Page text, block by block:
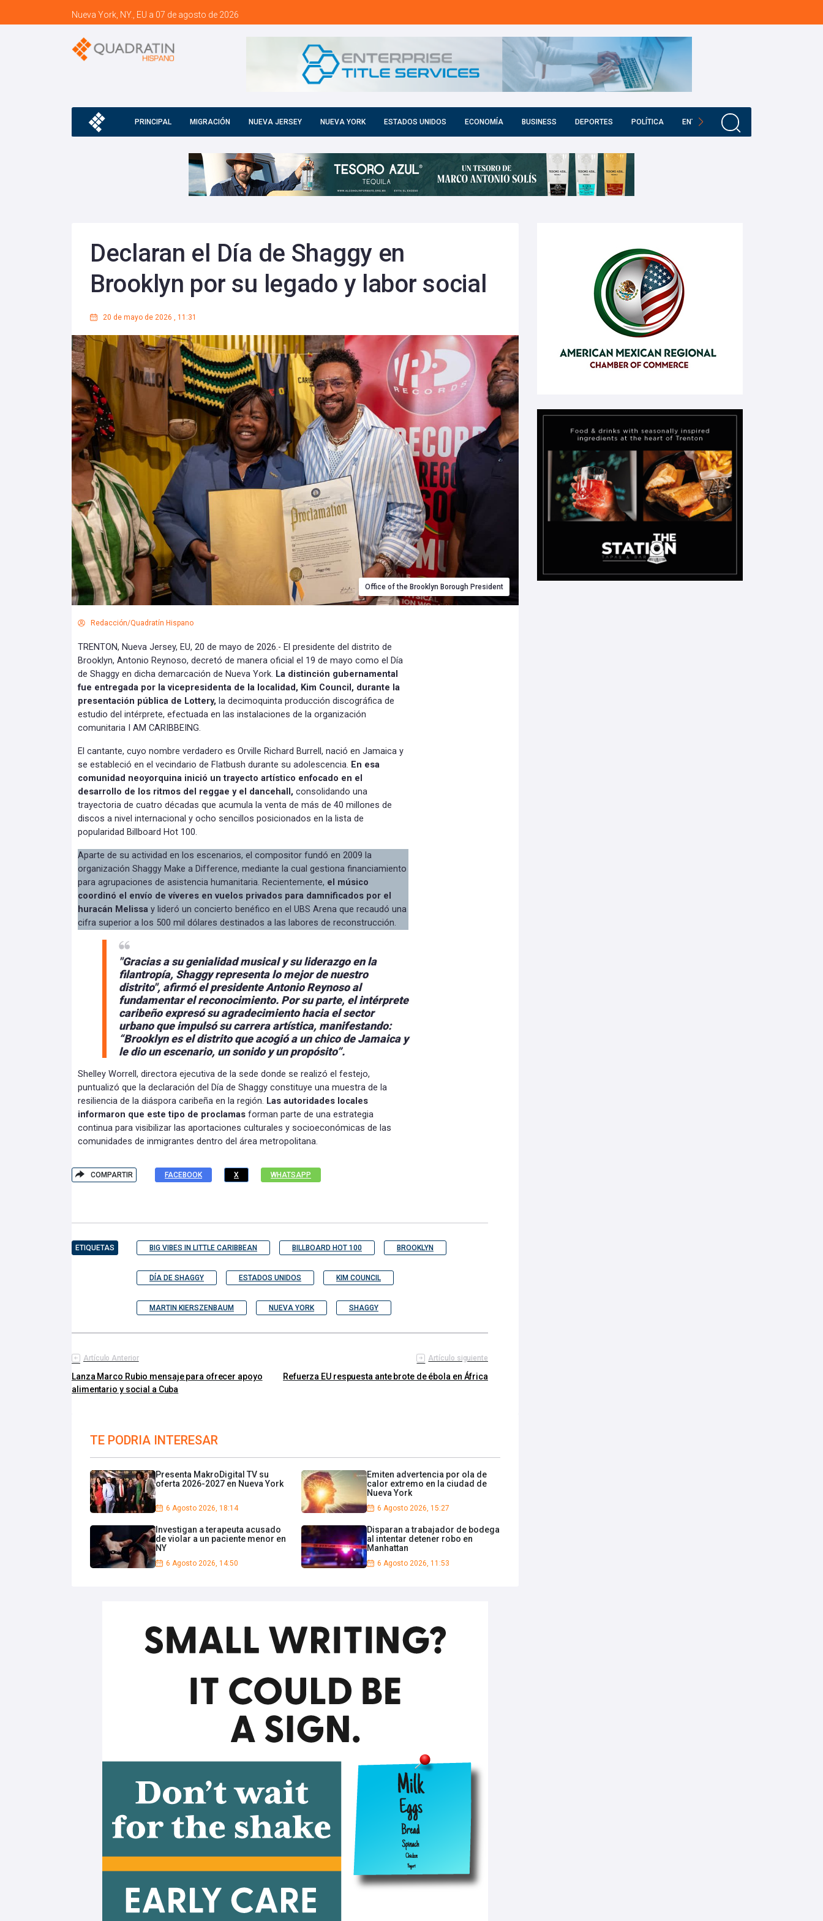
Nueva York, NY., EU a 07 de agosto de 2026
PRINCIPAL MIGRACIÓN NUEVA JERSEY NUEVA YORK ESTADOS UNIDOS ECONOMÍA BUSINESS DEPORTES POLÍTICA ENTRETENIMIENTO
Declaran el Día de Shaggy en
Brooklyn por su legado y labor social
20 de mayo de 2026 , 11:31
Office of the Brooklyn Borough President
Redacción/Quadratín Hispano
TRENTON, Nueva Jersey, EU, 20 de mayo de 2026.- El presidente del distrito de
Brooklyn, Antonio Reynoso, decretó de manera oficial el 19 de mayo como el Día
de Shaggy en dicha demarcación de Nueva York. La distinción gubernamental
fue entregada por la vicepresidenta de la localidad, Kim Council, durante la
presentación pública de Lottery, la decimoquinta producción discográfica de
estudio del intérprete, efectuada en las instalaciones de la organización
comunitaria I AM CARIBBEING.
El cantante, cuyo nombre verdadero es Orville Richard Burrell, nació en Jamaica y
se estableció en el vecindario de Flatbush durante su adolescencia. En esa
comunidad neoyorquina inició un trayecto artístico enfocado en el
desarrollo de los ritmos del reggae y el dancehall, consolidando una
trayectoria de cuatro décadas que acumula la venta de más de 40 millones de
discos a nivel internacional y ocho sencillos posicionados en la lista de
popularidad Billboard Hot 100.
Aparte de su actividad en los escenarios, el compositor fundó en 2009 la
organización Shaggy Make a Difference, mediante la cual gestiona financiamiento
para agrupaciones de asistencia humanitaria. Recientemente, el músico
coordinó el envío de víveres en vuelos privados para damnificados por el
huracán Melissa y lideró un concierto benéfico en el UBS Arena que recaudó una
cifra superior a los 500 mil dólares destinados a las labores de reconstrucción.
"Gracias a su genialidad musical y su liderazgo en la
filantropía, Shaggy representa lo mejor de nuestro
distrito", afirmó el presidente Antonio Reynoso al
fundamentar el reconocimiento. Por su parte, el intérprete
caribeño expresósu agradecimiento hacia el sector
urbano que impulsó su carrera artística, manifestando:
“Brooklyn es el distrito que acogió a un chico de Jamaica y
le dio un escenario, un sonido y un propósito”.
Shelley Worrell, directora ejecutiva de la sede donde se realizó el festejo,
puntualizó que la declaración del Día de Shaggy constituye una muestra de la
resiliencia de la diáspora caribeña en la región. Las autoridades locales
informaron que este tipo de proclamas forman parte de una estrategia
continua para visibilizar las aportaciones culturales y socioeconómicas de las
comunidades de inmigrantes dentro del área metropolitana.
COMPARTIR FACEBOOK X WHATSAPP
ETIQUETAS BIG VIBES IN LITTLE CARIBBEAN BILLBOARD HOT 100 BROOKLYN
DÍA DE SHAGGY ESTADOS UNIDOS KIM COUNCIL
MARTIN KIERSZENBAUM NUEVA YORK SHAGGY
Artículo Anterior
Lanza Marco Rubio mensaje para ofrecer apoyo
alimentario y social a Cuba
Artículo siguiente
Refuerza EU respuesta ante brote de ébola en África
TE PODRIA INTERESAR
Presenta MakroDigital TV su
oferta 2026-2027 en Nueva York
6 Agosto 2026, 18:14
Emiten advertencia por ola de
calor extremo en la ciudad de
Nueva York
6 Agosto 2026, 15:27
Investigan a terapeuta acusado
de violar a un paciente menor en
NY
6 Agosto 2026, 14:50
Disparan a trabajador de bodega
al intentar detener robo en
Manhattan
6 Agosto 2026, 11:53